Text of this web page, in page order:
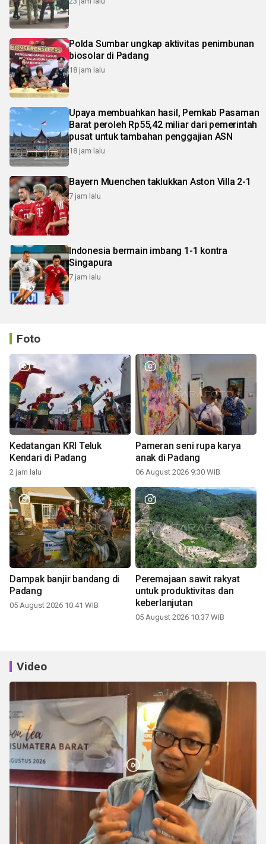
Polda Sumbar ungkap aktivitas penimbunan
biosolar di Padang
18 jam lalu
Upaya membuahkan hasil, Pemkab Pasaman
Barat peroleh Rp55,42 miliar dari pemerintah
pusat untuk tambahan penggajian ASN
18 jam lalu
Bayern Muenchen taklukkan Aston Villa 2-1
7 jam lalu
Indonesia bermain imbang 1-1 kontra
Singapura
7 jam lalu
Foto
Kedatangan KRI Teluk
Kendari di Padang
2 jam lalu
Pameran seni rupa karya
anak di Padang
06 August 2026 9:30 WIB
Dampak banjir bandang di
Padang
05 August 2026 10:41 WIB
Peremajaan sawit rakyat
untuk produktivitas dan
keberlanjutan
05 August 2026 10:37 WIB
Video